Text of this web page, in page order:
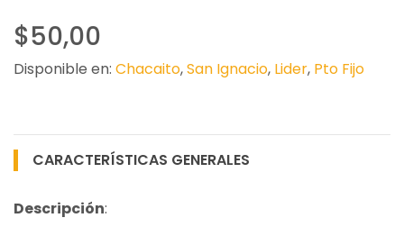
$50,00
Disponible en: Chacaito,San Ignacio, Lider, Pto Fijo
CARACTERÍSTICAS GENERALES
Descripción: